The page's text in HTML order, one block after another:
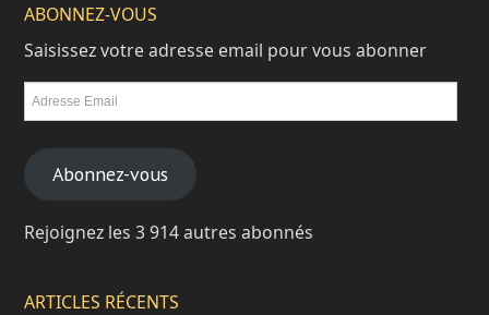
ABONNEZ-VOUS
Saisissez votre adresse email pour vous abonner
Abonnez-vous
Rejoignez les 3 914 autres abonnés
ARTICLES RÉCENTS